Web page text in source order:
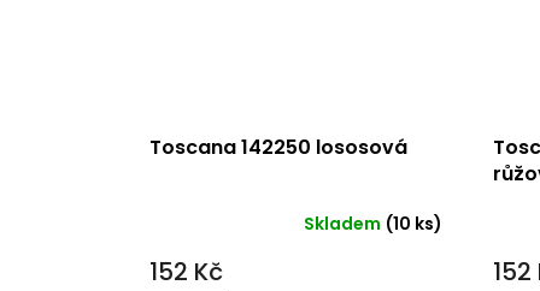
Toscana 142250 lososová
Skladem (10 ks)
152 Kč 152